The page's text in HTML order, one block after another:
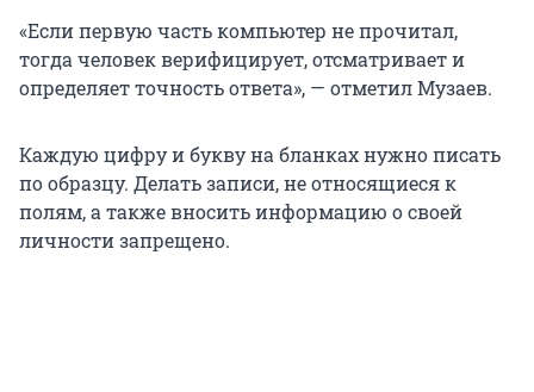
«Если первую часть компьютер не прочитал,
тогда человек верифицирует, отсматривает и
определяет точность ответа», — отметил Музаев.
Каждую цифру и букву на бланках нужно писать
по образцу. Делать записи, не относящиеся к
полям, а также вносить информацию о своей
личности запрещено.